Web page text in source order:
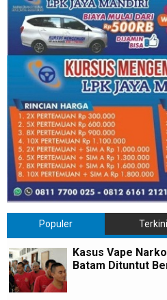
Populer Terkini
Kasus Vape
Batam Dituntut